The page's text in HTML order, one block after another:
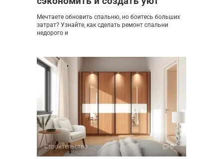
Мечтаете обновить спальню, но боитесь больших
затрат? Узнайте, как сделать ремонт спальни
недорого и
Строительство 0